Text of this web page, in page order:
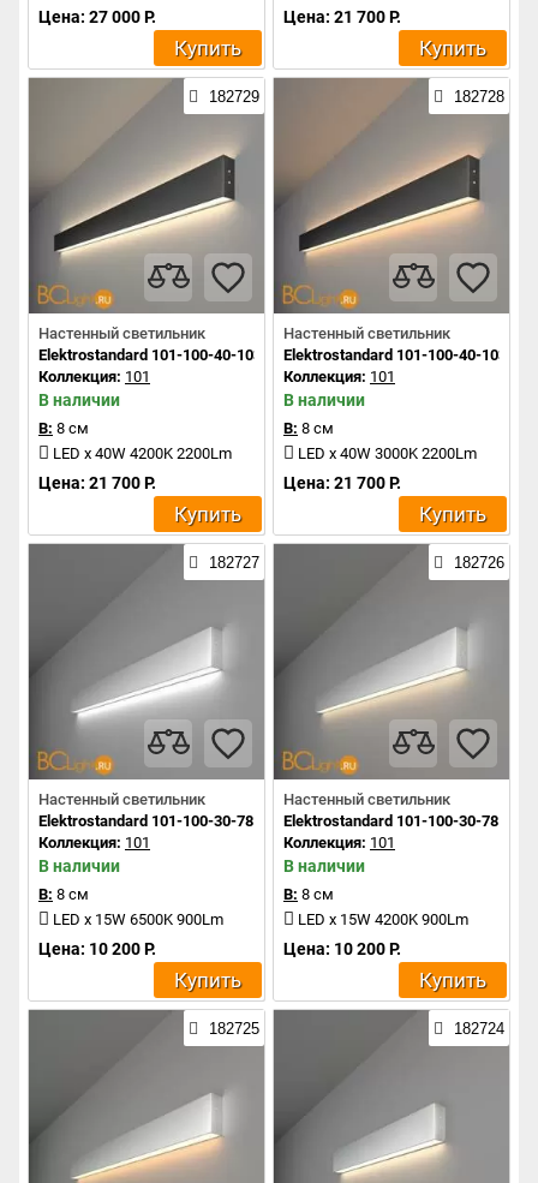
Цена: 27 000 Р.
Купить
Цена: 21 700 Р.
Купить
182729
Настенный светильник
Elektrostandard 101-100-40-103 a042918
Коллекция: 101
В наличии
В: 8 см
LED x 40W 4200K 2200Lm
Цена: 21 700 Р.
Купить
182728
Настенный светильник
Elektrostandard 101-100-40-103
Коллекция: 101
В наличии
В: 8 см
LED x 40W 3000K 2200Lm
Цена: 21 700 Р.
Купить
182727
Настенный светильник
Elektrostandard 101-100-30-78 a041491
Коллекция: 101
В наличии
В: 8 см
LED x 15W 6500K 900Lm
Цена: 10 200 Р.
Купить
182726
Настенный светильник
Elektrostandard 101-100-30-78
Коллекция: 101
В наличии
В: 8 см
LED x 15W 4200K 900Lm
Цена: 10 200 Р.
Купить
182725 182724